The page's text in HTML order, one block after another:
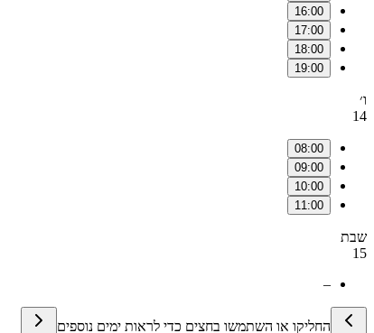
16:00
17:00
18:00
19:00
ו׳
14
08:00
09:00
10:00
11:00
שבת
15
–
החליקו או השתמשו בחצים כדי לראות ימים נוספים